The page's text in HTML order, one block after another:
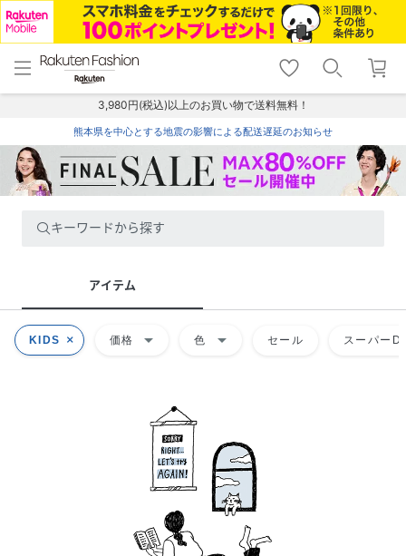
menu home
トップ
shopping_cart lock_outline
ログイン
3,980円(税込)以上のお買い物で送料無料！
熊本県を中心とする地震の影響による配送遅延のお知らせ
キーワードから探す
アイテム
KIDS 価格 arrow_drop_down 色 arrow_drop_down セール スーパー